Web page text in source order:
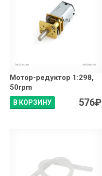
Мотор-редуктор 1:298,
50rpm
В КОРЗИНУ 576₽